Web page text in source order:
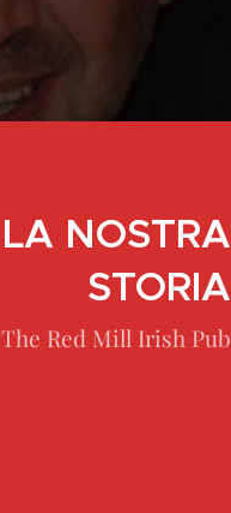
LA NOSTRA
STORIA
The Red Mill Irish Pub